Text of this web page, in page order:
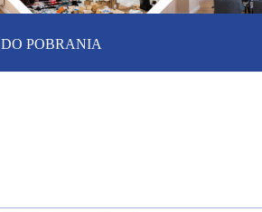
DO POBRANIA